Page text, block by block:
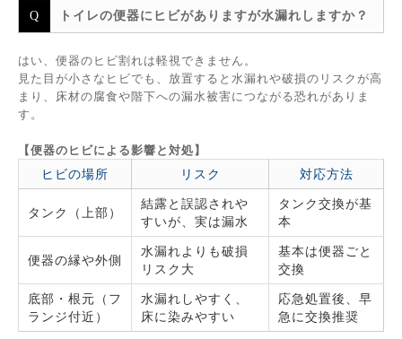
トイレの便器にヒビがありますが水漏れしますか？
はい、便器のヒビ割れは軽視できません。
見た目が小さなヒビでも、放置すると水漏れや破損のリスクが高
まり、床材の腐食や階下への漏水被害につながる恐れがありま
す。
【便器のヒビによる影響と対処】
ヒビの場所 リスク 対応方法
タンク（上部）
結露と誤認されや
すいが、実は漏水
タンク交換が基
本
便器の縁や外側
水漏れよりも破損
リスク大
基本は便器ごと
交換
底部・根元（フ
ランジ付近）
水漏れしやすく、
床に染みやすい
応急処置後、早
急に交換推奨